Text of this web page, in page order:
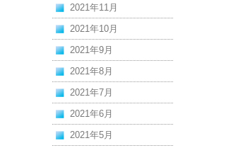
2021年11月
2021年10月
2021年9月
2021年8月
2021年7月
2021年6月
2021年5月